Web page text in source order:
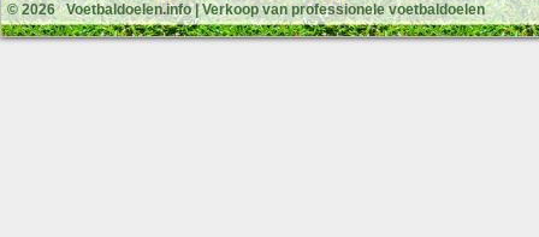
© 2026Voetbaldoelen.info| Verkoop van professionele voetbaldoelen